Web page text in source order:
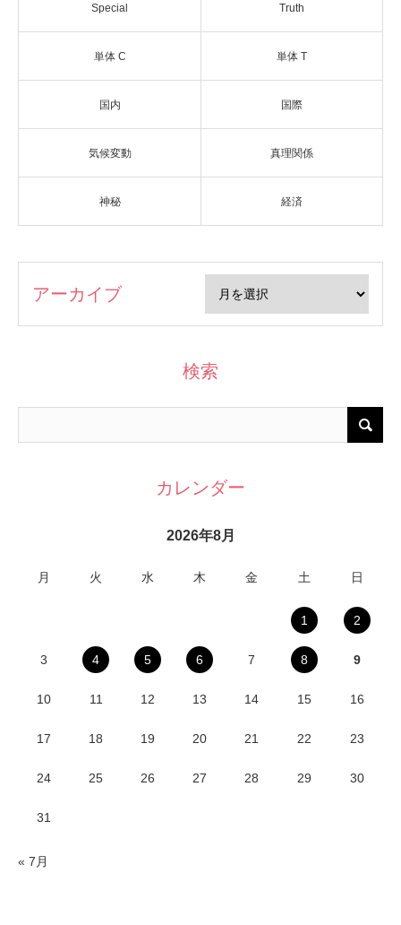
Special Truth
単体 C 単体 T
国内 国際
気候変動 真理関係
神秘 経済
アーカイブ
検索
カレンダー
2026年8月
月 火 水 木 金 土 日
1 2
3 4 5 6 7 8 9
10 11 12 13 14 15 16
17 18 19 20 21 22 23
24 25 26 27 28 29 30
31
« 7月